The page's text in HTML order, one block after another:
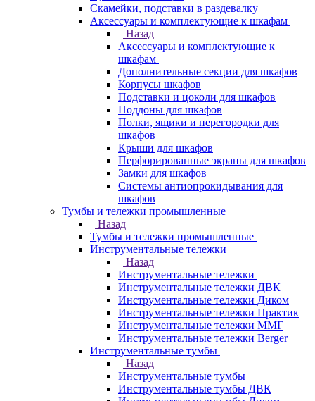
Скамейки, подставки в раздевалку
Аксессуары и комплектующие к шкафам
Назад
Аксессуары и комплектующие к
шкафам
Дополнительные секции для шкафов
Корпусы шкафов
Подставки и цоколи для шкафов
Поддоны для шкафов
Полки, ящики и перегородки для
шкафов
Крыши для шкафов
Перфорированные экраны для шкафов
Замки для шкафов
Системы антиопрокидывания для
шкафов
Тумбы и тележки промышленные
Назад
Тумбы и тележки промышленные
Инструментальные тележки
Назад
Инструментальные тележки
Инструментальные тележки ДВК
Инструментальные тележки Диком
Инструментальные тележки Практик
Инструментальные тележки ММГ
Инструментальные тележки Berger
Инструментальные тумбы
Назад
Инструментальные тумбы
Инструментальные тумбы ДВК